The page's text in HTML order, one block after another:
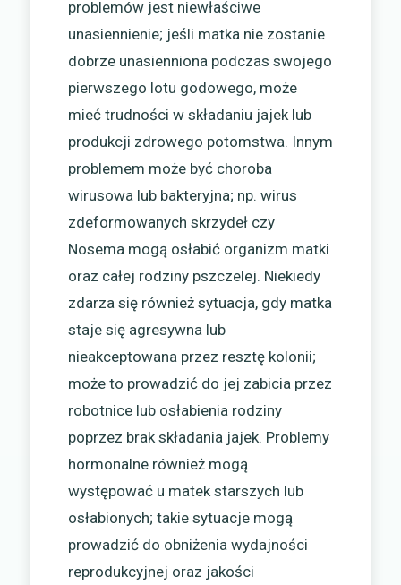
problemów jest niewłaściwe
unasiennienie; jeśli matka nie zostanie
dobrze unasienniona podczas swojego
pierwszego lotu godowego, może
mieć trudności w składaniu jajek lub
produkcji zdrowego potomstwa. Innym
problemem może być choroba
wirusowa lub bakteryjna; np. wirus
zdeformowanych skrzydeł czy
Nosema mogą osłabić organizm matki
oraz całej rodziny pszczelej. Niekiedy
zdarza się również sytuacja, gdy matka
staje się agresywna lub
nieakceptowana przez resztę kolonii;
może to prowadzić do jej zabicia przez
robotnice lub osłabienia rodziny
poprzez brak składania jajek. Problemy
hormonalne również mogą
występować u matek starszych lub
osłabionych; takie sytuacje mogą
prowadzić do obniżenia wydajności
reprodukcyjnej oraz jakości